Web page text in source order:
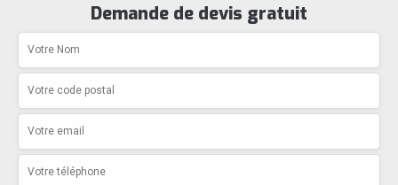
Demande de devis gratuit